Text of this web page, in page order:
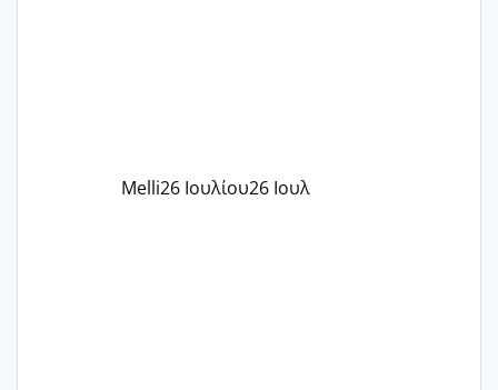
Εγώ πήγα σε έναν ιδιωτικό παιδικό στ
Melli26 Ιουλίου26 Ιουλ